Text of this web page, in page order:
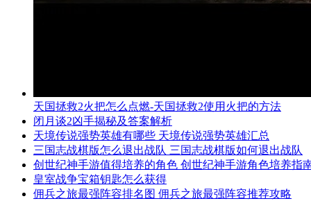
天国拯救2火把怎么点燃-天国拯救2使用火把的方法
闭月谈2凶手揭秘及答案解析
天境传说强势英雄有哪些 天境传说强势英雄汇总
三国志战棋版怎么退出战队 三国志战棋版如何退出战队
创世纪神手游值得培养的角色 创世纪神手游角色培养指
皇室战争宝箱钥匙怎么获得
佣兵之旅最强阵容排名图 佣兵之旅最强阵容推荐攻略